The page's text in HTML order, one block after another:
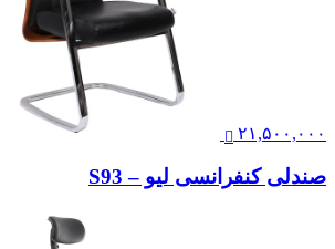
۲۱,۵۰۰,۰۰۰
صندلی کنفرانسی لیو – S93